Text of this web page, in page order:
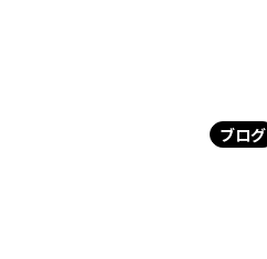
ブログ